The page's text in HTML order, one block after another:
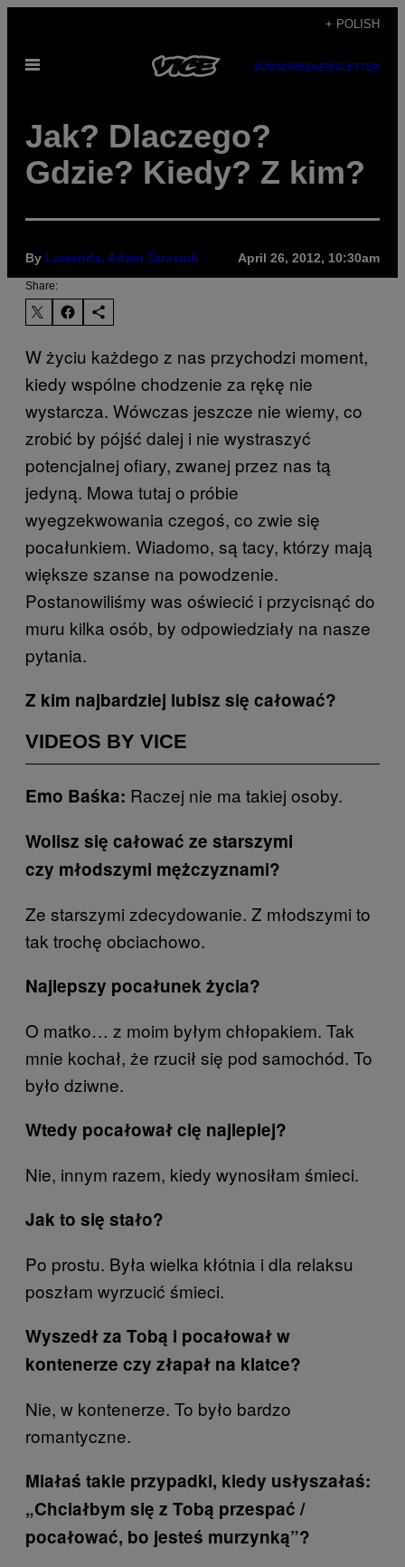
content
+ POLISH
Open
SUBSCRIBENEWSLETTER
Jak? Dlaczego?
Gdzie? Kiedy? Z kim?
By Lawenda, Adam Tarasiuk April 26, 2012, 10:30am
Share:
W życiu każdego z nas przychodzi moment,
kiedy wspólne chodzenie za rękę nie
wystarcza. Wówczas jeszcze nie wiemy, co
zrobić by pójść dalej i nie wystraszyć
potencjalnej ofiary, zwanej przez nas tą
jedyną. Mowa tutaj o próbie
wyegzekwowania czegoś, co zwie się
pocałunkiem. Wiadomo, są tacy, którzy mają
większe szanse na powodzenie.
Postanowiliśmy was oświecić i przycisnąć do
muru kilka osób, by odpowiedziały na nasze
pytania.
Z kim najbardziej lubisz się całować?
VIDEOS BY VICE
Emo Baśka: Raczej nie ma takiej osoby.
Wolisz się całować ze starszymi
czy młodszymi mężczyznami?
Ze starszymi zdecydowanie. Z młodszymi to
tak trochę obciachowo.
Najlepszy pocałunek życia?
O matko… z moim byłym chłopakiem. Tak
mnie kochał, że rzucił się pod samochód. To
było dziwne.
Wtedy pocałował cię najlepiej?
Nie, innym razem, kiedy wynosiłam śmieci.
Jak to się stało?
Po prostu. Była wielka kłótnia i dla relaksu
poszłam wyrzucić śmieci.
Wyszedł za Tobą i pocałował w
kontenerze czy złapał na klatce?
Nie, w kontenerze. To było bardzo
romantyczne.
Miałaś takie przypadki, kiedy usłyszałaś:
„Chciałbym się z Tobą przespać /
pocałować, bo jesteś murzynką”?